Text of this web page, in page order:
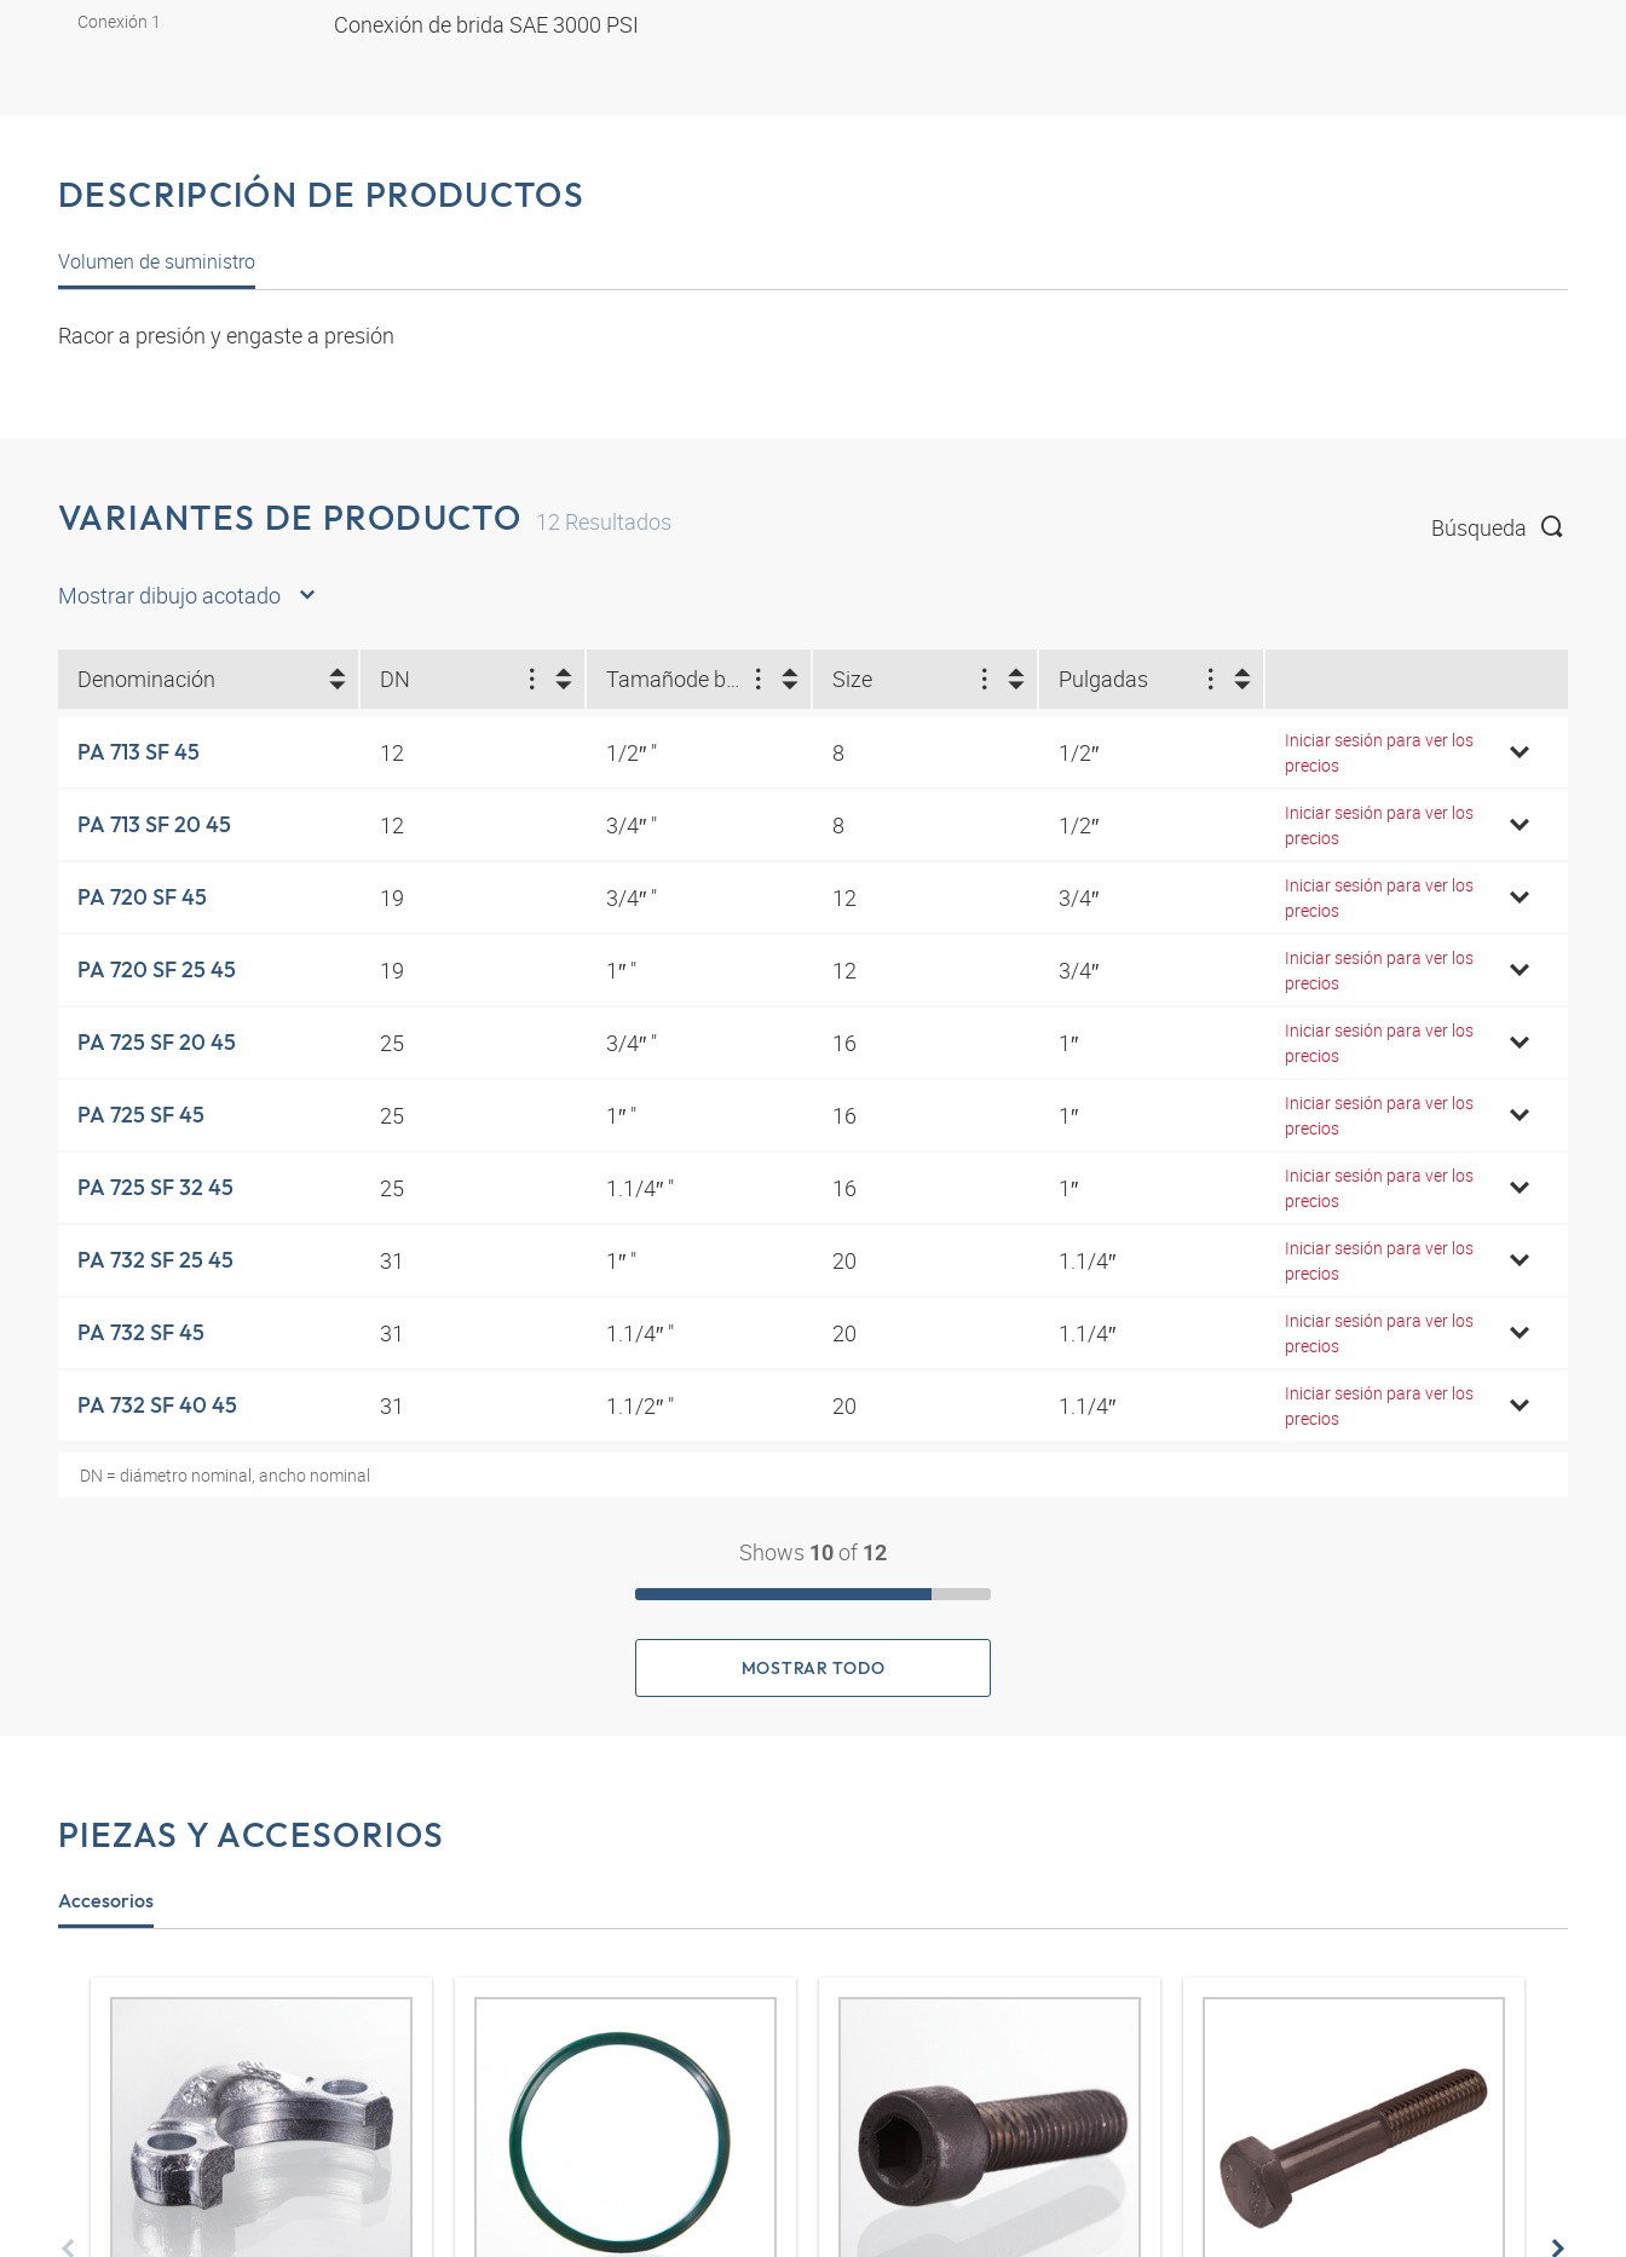
Conexión 1 Conexión de brida SAE 3000 PSI
DESCRIPCIÓN DE PRODUCTOS
Volumen de suministro
Racor a presión y engaste a presión
VARIANTES DE PRODUCTO 12 Resultados Búsqueda
Mostrar dibujo acotado
Denominación DN Tamañode brida (") Size Pulgadas
PA 713 SF 45 12 1/2″ " 8 1/2″
Iniciar sesión para ver los
precios
PA 713 SF 20 45 12 3/4″ " 8 1/2″
Iniciar sesión para ver los
precios
PA 720 SF 45 19 3/4″ " 12 3/4″
Iniciar sesión para ver los
precios
PA 720 SF 25 45 19 1″ " 12 3/4″
Iniciar sesión para ver los
precios
PA 725 SF 20 45 25 3/4″ " 16 1″
Iniciar sesión para ver los
precios
PA 725 SF 45 25 1″ " 16 1″
Iniciar sesión para ver los
precios
PA 725 SF 32 45 25 1.1/4″ " 16 1″
Iniciar sesión para ver los
precios
PA 732 SF 25 45 31 1″ " 20 1.1/4″
Iniciar sesión para ver los
precios
PA 732 SF 45 31 1.1/4″ " 20 1.1/4″
Iniciar sesión para ver los
precios
PA 732 SF 40 45 31 1.1/2″ " 20 1.1/4″
Iniciar sesión para ver los
precios
DN = diámetro nominal, ancho nominal
Shows 10 of 12
MOSTRAR TODO
PIEZAS Y ACCESORIOS
Accesorios